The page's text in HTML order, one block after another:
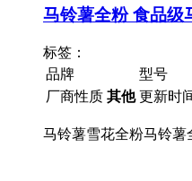
马铃薯全粉 食品级
标签：
品牌
型号
厂商性质 其他 更新时
马铃薯雪花全粉马铃薯